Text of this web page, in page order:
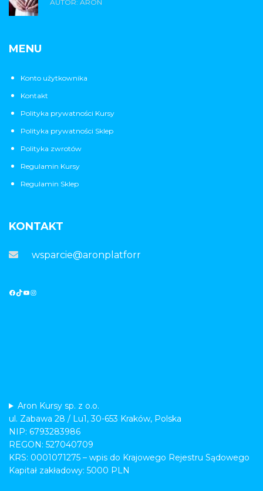
AUTOR: ARON
MENU
Konto użytkownika
Kontakt
Polityka prywatności Kursy
Polityka prywatności Sklep
Polityka zwrotów
Regulamin Kursy
Regulamin Sklep
KONTAKT
wsparcie@aronplatforma.pl
Aron Kursy sp. z o.o.
ul. Zabawa 28 / Lu1, 30-653 Kraków, Polska
NIP: 6793283986
REGON: 527040709
KRS: 0001071275 – wpis do Krajowego Rejestru Sądowego
Kapitał zakładowy: 5000 PLN